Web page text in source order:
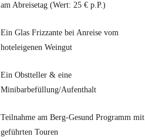
am Abreisetag (Wert: 25 € p.P.)
Ein Glas Frizzante bei Anreise vom
hoteleigenen Weingut
Ein Obstteller & eine
Minibarbefüllung/Aufenthalt
Teilnahme am Berg-Gesund Programm mit
geführten Touren